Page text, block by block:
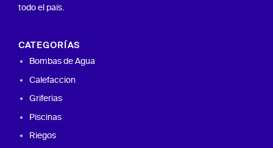
todo el país.
CATEGORÍAS
Bombas de Agua
Calefaccion
Griferias
Piscinas
Riegos